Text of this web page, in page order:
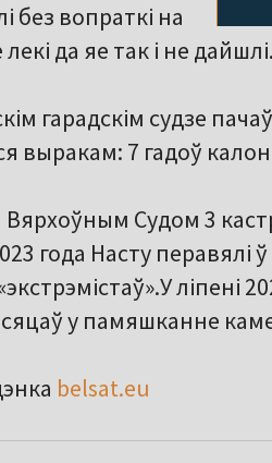
без вопраткі на
да яе так і не дайшлі.
гарадскім судзе
выракам: 7 гадоў
Судом 3
года Насту перавялі
ліпені
у памяшканне
belsat.eu